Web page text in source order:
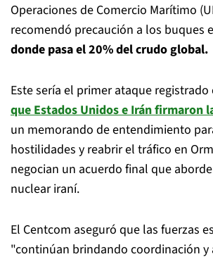
Operaciones de Comercio Marítimo
recomendó precaución a los buques
donde pasa el 20% del crudo global.
Este sería el primer ataque registrado
que Estados Unidos e Irán firmaron
un memorando de entendimiento
hostilidades y reabrir el tráfico en
negocian un acuerdo final que
nuclear iraní.
El Centcom aseguró que las fuerzas
"continúan brindando coordinación y